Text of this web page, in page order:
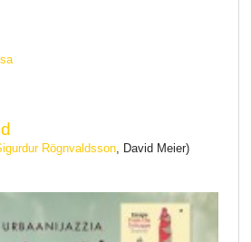
Rögnvaldsson, David Meier)